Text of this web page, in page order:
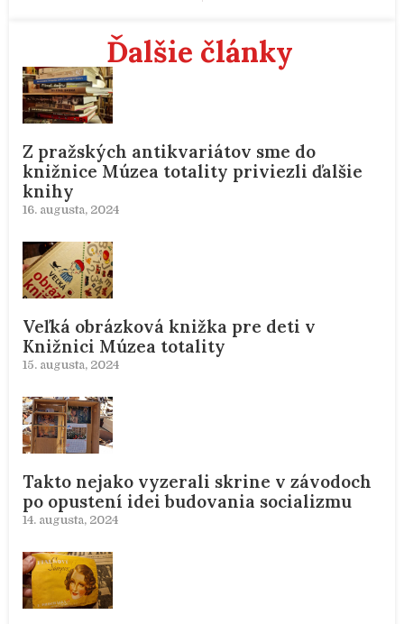
Ďalšie články
Z pražských antikvariátov sme do
knižnice Múzea totality priviezli ďalšie
knihy
16. augusta, 2024
Veľká obrázková knižka pre deti v
Knižnici Múzea totality
15. augusta, 2024
Takto nejako vyzerali skrine v závodoch
po opustení idei budovania socializmu
14. augusta, 2024